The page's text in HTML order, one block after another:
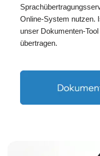
Online-System nutzen.
unser Dokumenten-
übertragen.